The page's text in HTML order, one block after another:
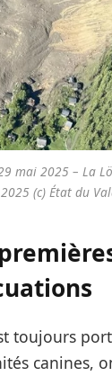
mai 2025 – La
(c) État du
toujours
canines,